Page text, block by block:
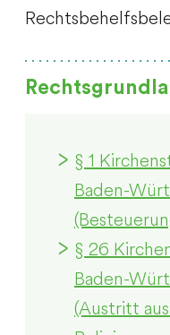
§ 1
Baden-
§ 26
Baden-
(Austritt